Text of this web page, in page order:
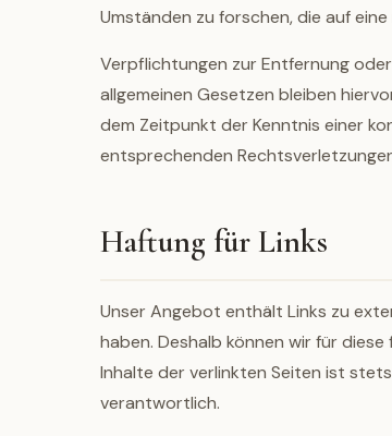
Umständen zu forschen, die auf
Verpflichtungen zur Entfernung
allgemeinen Gesetzen bleiben
dem Zeitpunkt der Kenntnis einer
entsprechenden
Haftung für Links
Unser Angebot enthält Links zu
haben. Deshalb können wir für
Inhalte der verlinkten Seiten ist
verantwortlich.